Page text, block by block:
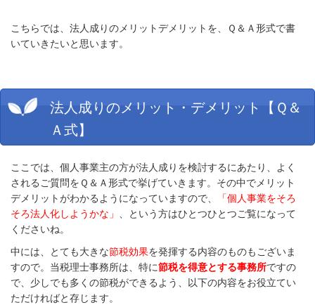
こちらでは、法人成りのメリットデメリットを、Ｑ＆Ａ形式で書
いていきたいと思います。
法人成りのメリット・デメリット【Ｑ＆
Ａ式】
ここでは、個人事業主の方が法人成りを検討するにあたり、よく
されるご質問をＱ＆Ａ形式で挙げていきます。その中でメリット
デメリットがわかるようになっていますので、
「個人事業をそろ
そろ法人化しようかな」
、という方はひとつひとつご覧になって
くださいね。
中には、とても大きな節税効果を発揮する内容のものもございま
すので。当税理士事務所は、特に節税を得意とする事務所ですの
で、少しでも多くの節税ができるよう、以下の内容をお役立てい
ただければと存じます。